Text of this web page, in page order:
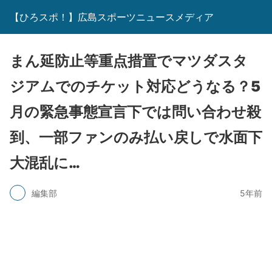
【ひろスポ！】広島スポーツニュースメディア
まん延防止等重点措置でマツダスタ
ジアムでのチケット対応どうなる？5
月の緊急事態宣言下では問い合わせ殺
到、一部ファンのみ払い戻しで水面下
大混乱に…
編集部 5年前